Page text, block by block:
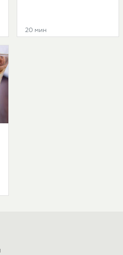
20 мин